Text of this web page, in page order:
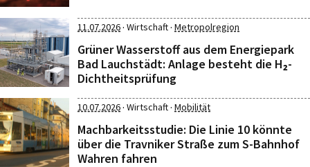
11.07.2026· Wirtschaft· Metropolregion
Grüner Wasserstoff aus dem Energiepark
Bad Lauchstädt: Anlage besteht die H₂-
Dichtheitsprüfung
10.07.2026· Wirtschaft· Mobilität
Machbarkeitsstudie: Die Linie 10 könnte
über die Travniker Straße zum S-Bahnhof
Wahren fahren